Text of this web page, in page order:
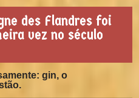
des Flandres foi
vez no século
gin, o